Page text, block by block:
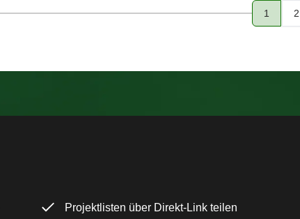
Page
1 2
Projektlisten über Direkt-Link teilen